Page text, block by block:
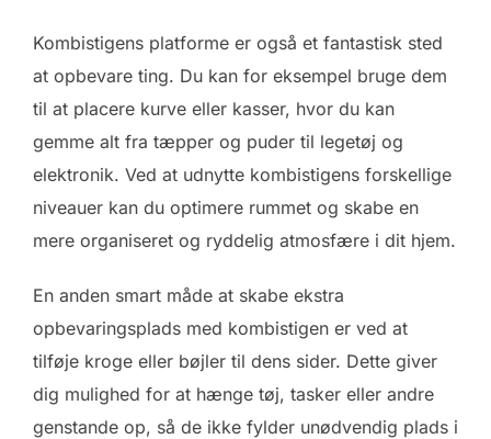
Kombistigens platforme er også et fantastisk sted
at opbevare ting. Du kan for eksempel bruge dem
til at placere kurve eller kasser, hvor du kan
gemme alt fra tæpper og puder til legetøj og
elektronik. Ved at udnytte kombistigens forskellige
niveauer kan du optimere rummet og skabe en
mere organiseret og ryddelig atmosfære i dit hjem.
En anden smart måde at skabe ekstra
opbevaringsplads med kombistigen er ved at
tilføje kroge eller bøjler til dens sider. Dette giver
dig mulighed for at hænge tøj, tasker eller andre
genstande op, så de ikke fylder unødvendig plads i